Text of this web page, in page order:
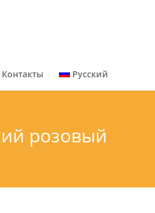
Контакты Русский
розовый